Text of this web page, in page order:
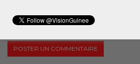
Save my name, email, and website in this
time I comment.